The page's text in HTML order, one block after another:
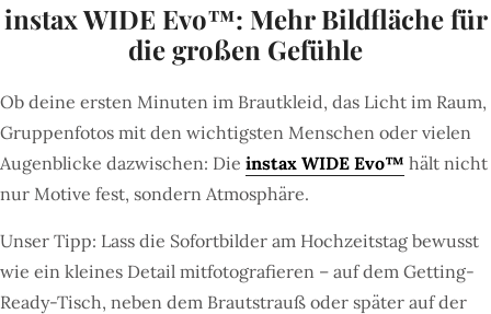
instax WIDE Evo™: Mehr Bildfläche für
die großen Gefühle
Ob deine ersten Minuten im Brautkleid, das Licht im Raum,
Gruppenfotos mit den wichtigsten Menschen oder vielen
Augenblicke dazwischen: Die instax WIDE Evo™ hält nicht
nur Motive fest, sondern Atmosphäre.
Unser Tipp: Lass die Sofortbilder am Hochzeitstag bewusst
wie ein kleines Detail mitfotografieren – auf dem Getting-
Ready-Tisch, neben dem Brautstrauß oder später auf der